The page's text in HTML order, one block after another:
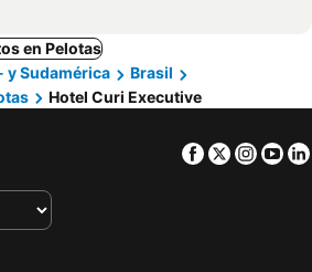
en Pelotas
y Sudamérica
Brasil
Hotel Curi Executive
Facebook
Twitter